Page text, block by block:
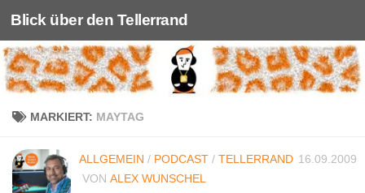
Unter dem Inhalt
Blick über den Tellerrand
MARKIERT: MAYTAG
ALLGEMEIN / PODCAST / TELLERRAND 16.09.2009
VON ALEX WUNSCHEL